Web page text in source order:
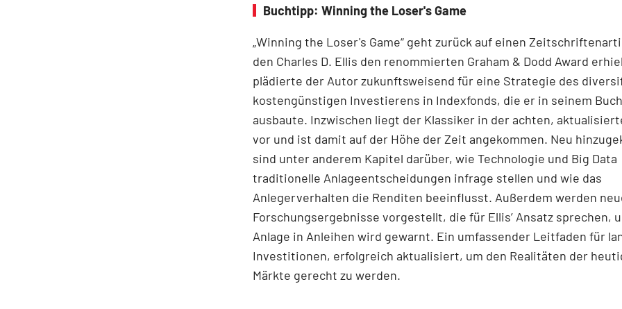
Buchtipp: Winning the Loser's Game
„Winning the Loser's Game“ geht zurück auf einen
den Charles D. Ellis den renommierten Graham & Dodd Award
plädierte der Autor zukunftsweisend für eine Strategie des
kostengünstigen Investierens in Indexfonds, die er in seinem
ausbaute. Inzwischen liegt der Klassiker in der achten,
vor und ist damit auf der Höhe der Zeit angekommen. Neu
sind unter anderem Kapitel darüber, wie Technologie und Big Data
traditionelle Anlageentscheidungen infrage stellen und wie das
Anlegerverhalten die Renditen beeinflusst. Außerdem werden
Forschungsergebnisse vorgestellt, die für Ellis’ Ansatz sprechen,
Anlage in Anleihen wird gewarnt. Ein umfassender Leitfaden für
Investitionen, erfolgreich aktualisiert, um den Realitäten der
Märkte gerecht zu werden.